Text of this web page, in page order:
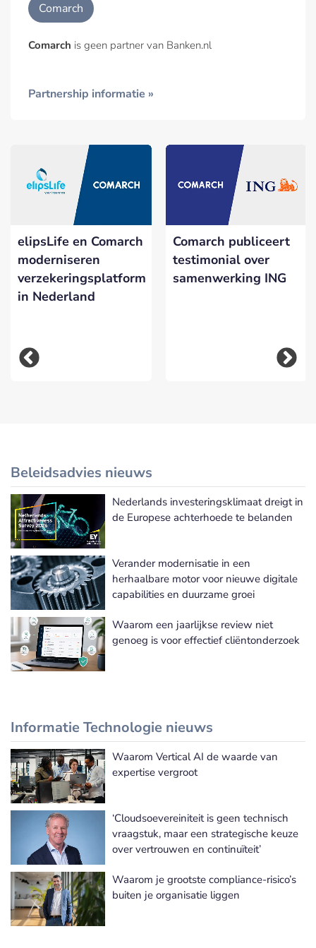
Comarch
Comarch is geen partner van Banken.nl
Partnership informatie »
elipsLife en Comarch
moderniseren
verzekeringsplatform
in Nederland
Comarch publiceert
testimonial over
samenwerking ING
Beleidsadvies nieuws
Meer Beleidsadvies nieuws
Nederlands investeringsklimaat dreigt in
de Europese achterhoede te belanden
Verander modernisatie in een
herhaalbare motor voor nieuwe digitale
capabilities en duurzame groei
Waarom een jaarlijkse review niet
genoeg is voor effectief cliëntonderzoek
Informatie Technologie nieuws
Meer Informatie Technologie nieuws
Waarom Vertical AI de waarde van
expertise vergroot
‘Cloudsoevereiniteit is geen technisch
vraagstuk, maar een strategische keuze
over vertrouwen en continuïteit’
Waarom je grootste compliance-risico’s
buiten je organisatie liggen